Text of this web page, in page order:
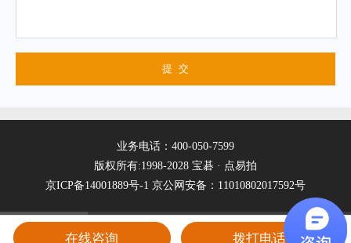
业务电话：400-050-7599
版权所有:1998-2028 宝碁 · 点易拍
京ICP备14001889号-1 京公网安备：11010802017592号
在线咨询 拨打电话